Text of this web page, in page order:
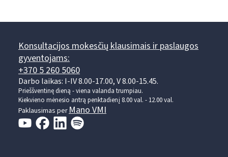
Konsultacijos mokesčių klausimais ir paslaugos
gyventojams:
+370 5 260 5060
Darbo laikas: I-IV 8.00-17.00, V 8.00-15.45.
Prieššventinę dieną - viena valanda trumpiau.
Kiekvieno mėnesio antrą penktadienį 8.00 val. - 12.00 val.
Paklausimas per Mano VMI